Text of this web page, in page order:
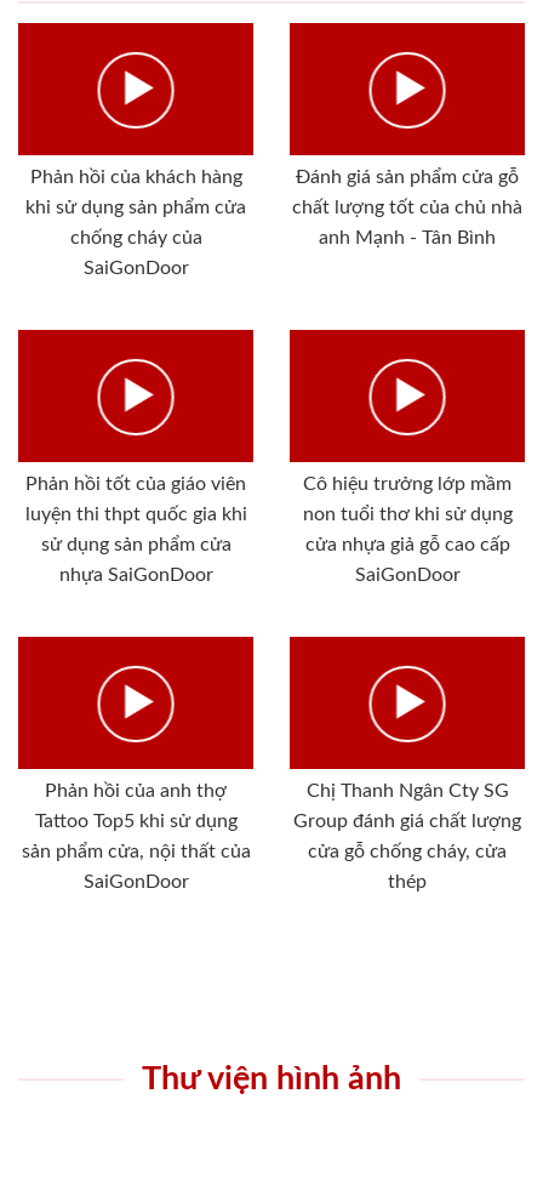
Phản hồi của khách hàng
khi sử dụng sản phẩm cửa
chống cháy của
SaiGonDoor
Đánh giá sản phẩm cửa gỗ
chất lượng tốt của chủ nhà
anh Mạnh - Tân Bình
Phản hồi tốt của giáo viên
luyện thi thpt quốc gia khi
sử dụng sản phẩm cửa
nhựa SaiGonDoor
Cô hiệu trưởng lớp mầm
non tuổi thơ khi sử dụng
cửa nhựa giả gỗ cao cấp
SaiGonDoor
Phản hồi của anh thợ
Tattoo Top5 khi sử dụng
sản phẩm cửa, nội thất của
SaiGonDoor
Chị Thanh Ngân Cty SG
Group đánh giá chất lượng
cửa gỗ chống cháy, cửa
thép
Thư viện hình ảnh